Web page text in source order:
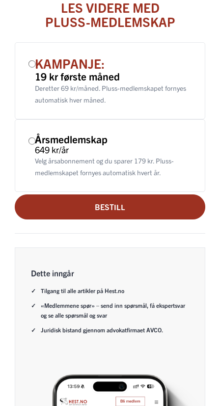
LES VIDERE MED
PLUSS-MEDLEMSKAP
KAMPANJE:
19 kr første måned
Deretter 69 kr/måned. Pluss-medlemskapet fornyes
automatisk hver måned.
Årsmedlemskap
649 kr/år
Velg årsabonnement og du sparer 179 kr. Pluss-
medlemskapet fornyes automatisk hvert år.
BESTILL
Dette inngår
Tilgang til alle artikler på Hest.no
«Medlemmene spør» – send inn spørsmål, få ekspertsvar
og se alle spørsmål og svar
Juridisk bistand gjennom advokatfirmaet AVCO.